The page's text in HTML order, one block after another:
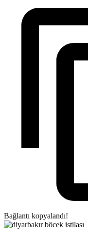
Bağlantı kopyalandı!